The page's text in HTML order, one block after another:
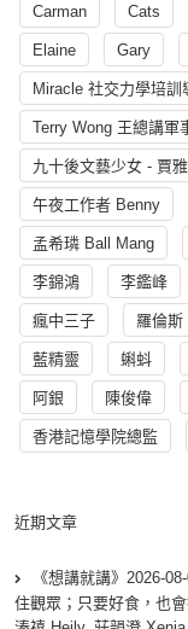
Carman Cats
Elaine Gary
Miracle 社交力學培訓
Terry Wong 王總講軍
九十後文藝少女 - 賈
午夜工作者 Benny
孟希璘 Ball Mang
李錦鴻 李鑑峰
瘋中三子 羅倫斯
藍精靈 蝌蚪
阿銀 陳俊偉
香港記憶學院總監
近期文章
《想講就講》2026-
住觀眾；只要好食，也